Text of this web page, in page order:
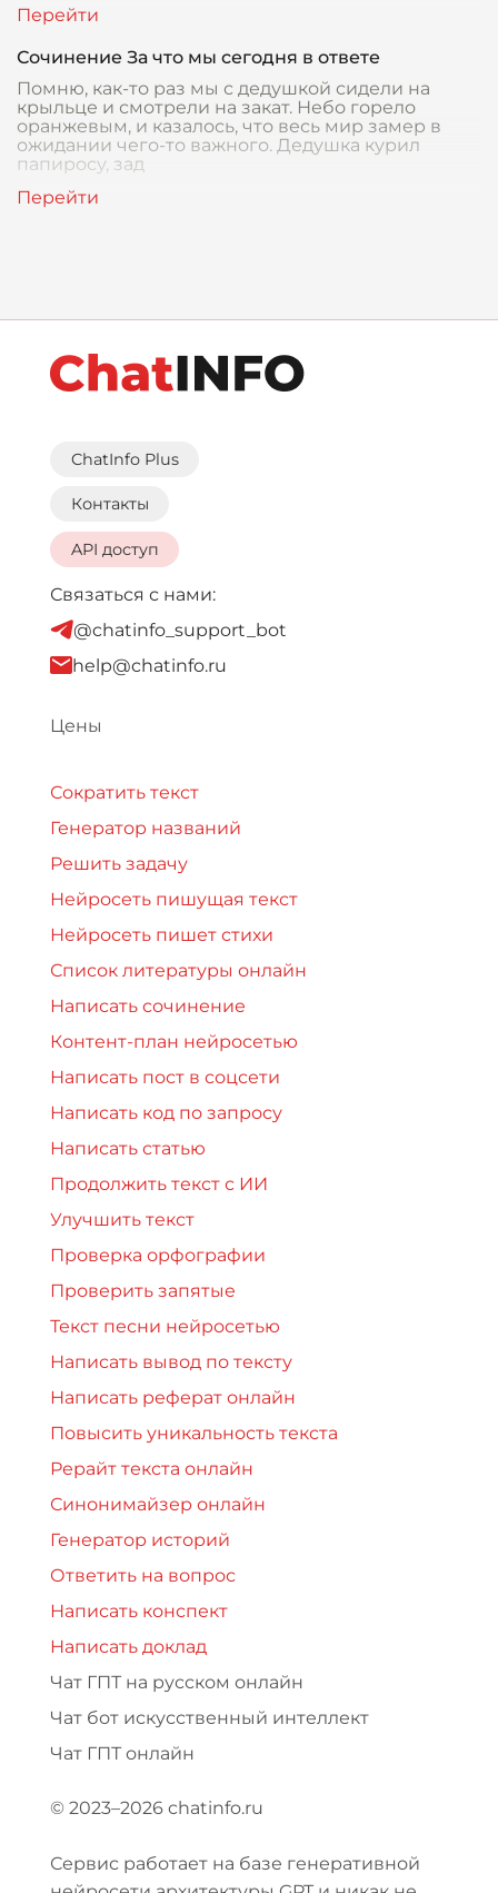
Сочинение За что мы сегодня в ответе
Помню, как-то раз мы с дедушкой сидели на
крыльце и смотрели на закат. Небо горело
оранжевым, и казалось, что весь мир замер в
ожидании чего-то важного. Дедушка курил
папиросу, зад
ChatInfo Plus
Контакты
API доступ
Связаться с нами:
@chatinfo_support_bot
help@chatinfo.ru
Цены
Сократить текст
Генератор названий
Решить задачу
Нейросеть пишущая текст
Нейросеть пишет стихи
Список литературы онлайн
Написать сочинение
Контент-план нейросетью
Написать пост в соцсети
Написать код по запросу
Написать статью
Продолжить текст с ИИ
Улучшить текст
Проверка орфографии
Проверить запятые
Текст песни нейросетью
Написать вывод по тексту
Написать реферат онлайн
Повысить уникальность текста
Рерайт текста онлайн
Синонимайзер онлайн
Генератор историй
Ответить на вопрос
Написать конспект
Написать доклад
Чат ГПТ на русском онлайн
Чат бот искусственный интеллект
Чат ГПТ онлайн
© 2023–2026 chatinfo.ru
Сервис работает на базе генеративной